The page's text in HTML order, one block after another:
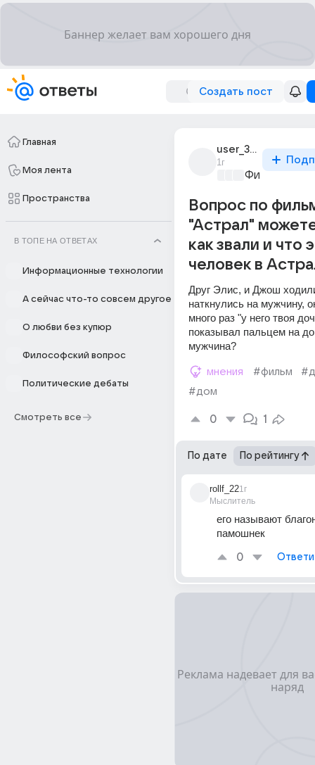
Создать пост
Главная
Моя лента
Пространства
В ТОПЕ НА ОТВЕТАХ
Информационные технологии
А сейчас что-то совсем другое
О любви без купюр
Философский вопрос
Политические дебаты
Смотреть все
user_316536470
1г
Вопрос по
"Астрал"
как звали и что
человек в
Друг Элис, и Джош
наткнулись на мужчину,
много раз "у него твоя
показывал пальцем на
мужчина?
мнения #фильм
#дом
0 1
По дате По рейтингу
rollf_22
Мыслитель
1г
его называют
памошнек
0